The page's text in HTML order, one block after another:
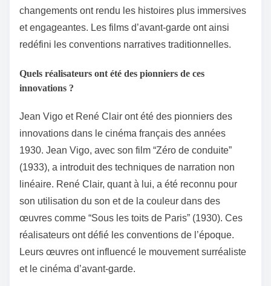
changements ont rendu les histoires plus immersives
et engageantes. Les films d’avant-garde ont ainsi
redéfini les conventions narratives traditionnelles.
Quels réalisateurs ont été des pionniers de ces
innovations ?
Jean Vigo et René Clair ont été des pionniers des
innovations dans le cinéma français des années
1930. Jean Vigo, avec son film “Zéro de conduite”
(1933), a introduit des techniques de narration non
linéaire. René Clair, quant à lui, a été reconnu pour
son utilisation du son et de la couleur dans des
œuvres comme “Sous les toits de Paris” (1930). Ces
réalisateurs ont défié les conventions de l’époque.
Leurs œuvres ont influencé le mouvement surréaliste
et le cinéma d’avant-garde.